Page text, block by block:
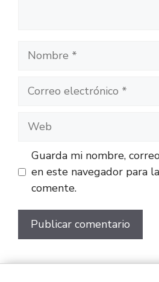
Guarda mi nombre,
en este navegador para
comente.